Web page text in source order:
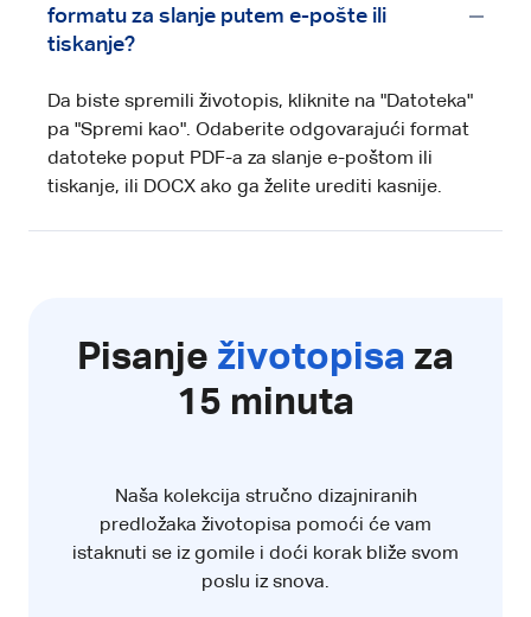
formatu za slanje putem e-pošte ili
tiskanje?
Da biste spremili životopis, kliknite na "Datoteka"
pa "Spremi kao". Odaberite odgovarajući format
datoteke poput PDF-a za slanje e-poštom ili
tiskanje, ili DOCX ako ga želite urediti kasnije.
Pisanje životopisa za
15 minuta
Naša kolekcija stručno dizajniranih
predložaka životopisa pomoći će vam
istaknuti se iz gomile i doći korak bliže svom
poslu iz snova.